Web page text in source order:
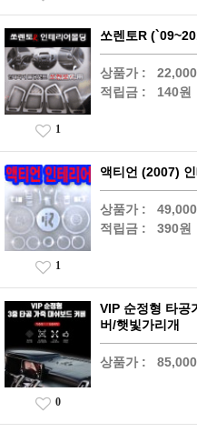
쏘렌토R
상품가 : 22,000
적립금 : 140원
1
액티언 (2007)
상품가 : 49,000
적립금 : 390원
1
VIP 순정형 타공
버/햇빛가리개
상품가 : 85,000
0